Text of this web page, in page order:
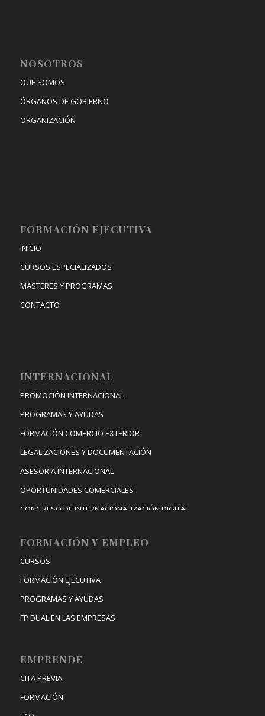
NOSOTROS
QUÉ SOMOS
ÓRGANOS DE GOBIERNO
ORGANIZACIÓN
FORMACIÓN EJECUTIVA
INICIO
CURSOS ESPECIALIZADOS
MASTERES Y PROGRAMAS
CONTACTO
INTERNACIONAL
PROMOCIÓN INTERNACIONAL
PROGRAMAS Y AYUDAS
FORMACIÓN COMERCIO EXTERIOR
LEGALIZACIONES Y DOCUMENTACIÓN
ASESORÍA INTERNACIONAL
OPORTUNIDADES COMERCIALES
CONGRESO DE INTERNACIONALIZACIÓN DIGITAL
FORMACIÓN Y EMPLEO
CURSOS
FORMACIÓN EJECUTIVA
PROGRAMAS Y AYUDAS
FP DUAL EN LAS EMPRESAS
EMPRENDE
CITA PREVIA
FORMACIÓN